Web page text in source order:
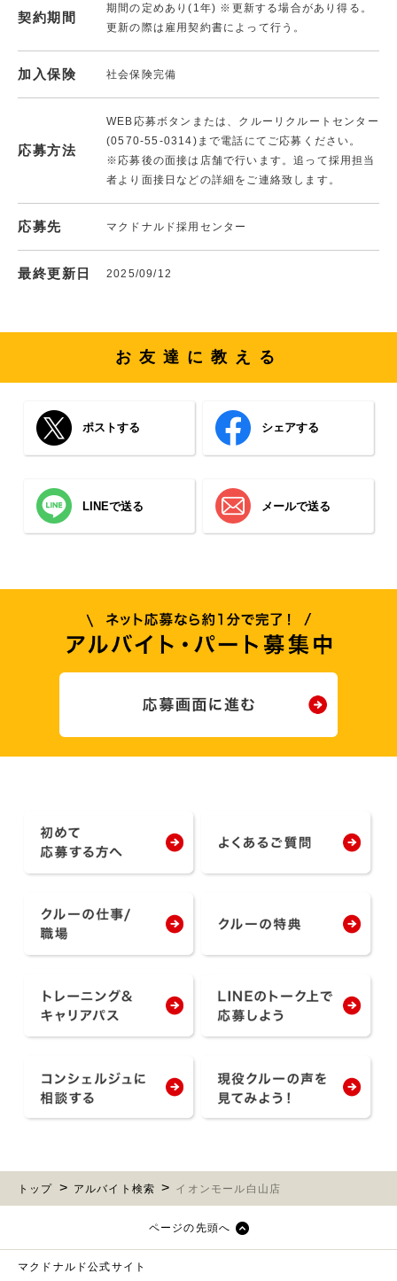
契約期間
期間の定めあり(1年) ※更新する場合があり得る。
更新の際は雇用契約書によって行う。
加入保険 社会保険完備
応募方法
WEB応募ボタンまたは、クルーリクルートセンター
(0570-55-0314)まで電話にてご応募ください。
※応募後の面接は店舗で行います。追って採用担当
者より面接日などの詳細をご連絡致します。
応募先 マクドナルド採用センター
最終更新日 2025/09/12
お友達に教える
ポストする シェアする
LINEで送る メールで送る
トップ アルバイト検索 イオンモール白山店
ページの先頭へ
マクドナルド公式サイト